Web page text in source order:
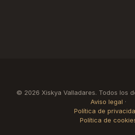
© 2026 Xiskya Valladares. Todos los
Aviso legal ·
Política de
Política de